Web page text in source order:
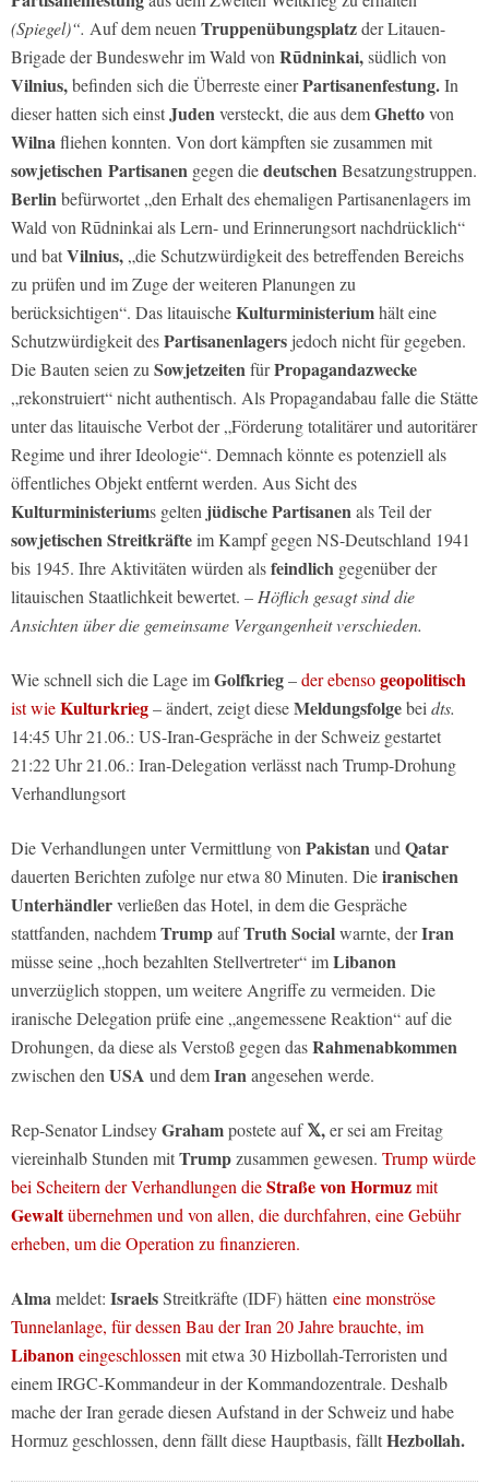
(Spiegel)“. Auf dem neuen Truppenübungsplatzder Litauen-
Brigade der Bundeswehr im Wald von Rūdninkai,südlich von
Vilnius,befinden sich die Überreste einerPartisanenfestung.In
dieser hatten sich einstJudenversteckt, die aus demGhettovon
Wilnafliehen konnten. Von dort kämpften sie zusammen mit
sowjetischen Partisanen gegen diedeutschenBesatzungstruppen.
Berlinbefürwortet „den Erhalt des ehemaligen Partisanenlagers im
Wald von Rūdninkai als Lern- und Erinnerungsort nachdrücklich“
und batVilnius, „die Schutzwürdigkeit des betreffenden Bereichs
zu prüfen und im Zuge der weiteren Planungen zu
berücksichtigen“. Das litauischeKulturministeriumhält eine
Schutzwürdigkeit desPartisanenlagers jedoch nicht für gegeben.
Die Bauten seien zu SowjetzeitenfürPropagandazwecke
„rekonstruiert“ nicht authentisch. Als Propagandabau falle die Stätte
unter das litauische Verbot der „Förderung totalitärer und autoritärer
Regime und ihrer Ideologie“. Demnach könnte es potenziell als
öffentliches Objekt entfernt werden. Aus Sicht des
Kulturministeriums gelten jüdische Partisanenals Teil der
sowjetischen Streitkräfteim Kampf gegen NS-Deutschland 1941
bis 1945. Ihre Aktivitäten würden alsfeindlich gegenüber der
litauischen Staatlichkeit bewertet. – Höflich gesagt sind die
Ansichten über die gemeinsame Vergangenheit verschieden.
Wie schnell sich die Lage imGolfkrieg–der ebensogeopolitisch
ist wieKulturkrieg– ändert, zeigt dieseMeldungsfolgebei dts.
14:45 Uhr 21.06.: US-Iran-Gespräche in der Schweiz gestartet
21:22 Uhr 21.06.: Iran-Delegation verlässt nach Trump-Drohung
Verhandlungsort
Die Verhandlungen unter Vermittlung von Pakistanund Qatar
dauerten Berichten zufolge nur etwa 80 Minuten. Dieiranischen
Unterhändlerverließen das Hotel, in dem die Gespräche
stattfanden, nachdemTrumpaufTruth Socialwarnte, derIran
müsse seine „hoch bezahlten Stellvertreter“ imLibanon
unverzüglich stoppen, um weitere Angriffe zu vermeiden. Die
iranische Delegation prüfe eine „angemessene Reaktion“ auf die
Drohungen, da diese als Verstoß gegen dasRahmenabkommen
zwischen den USA und demIranangesehen werde.
Rep-Senator LindseyGrahampostete auf𝕏,er sei am Freitag
viereinhalb Stunden mitTrumpzusammen gewesen. Trump würde
bei Scheitern der Verhandlungen dieStraße von Hormuzmit
Gewaltübernehmen und von allen, die durchfahren, eine Gebühr
erheben, um die Operation zu finanzieren.
Almameldet: IsraelsStreitkräfte (IDF) hätten eine monströse
Tunnelanlage, für dessen Bau der Iran 20 Jahre brauchte, im
Libanoneingeschlossen mit etwa 30 Hizbollah-Terroristen und
einem IRGC-Kommandeur in der Kommandozentrale. Deshalb
mache der Iran gerade diesen Aufstand in der Schweiz und habe
Hormuz geschlossen, denn fällt diese Hauptbasis, fälltHezbollah.